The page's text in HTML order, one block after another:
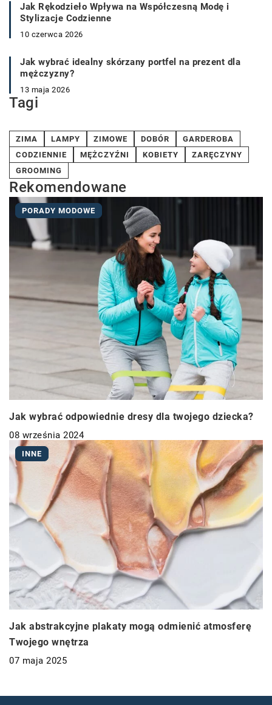
Jak Rękodzieło Wpływa na Współczesną Modę i
Stylizacje Codzienne
10 czerwca 2026
Jak wybrać idealny skórzany portfel na prezent dla
mężczyzny?
13 maja 2026
Tagi
ZIMA LAMPY ZIMOWE DOBÓR
GARDEROBA
CODZIENNIE
MĘŻCZYŹNI KOBIETY
ZARĘCZYNY
GROOMING
Rekomendowane
PORADY MODOWE
Jak wybrać odpowiednie dresy dla twojego dziecka?
08 września 2024
INNE
Jak abstrakcyjne plakaty mogą odmienić atmosferę
Twojego wnętrza
07 maja 2025